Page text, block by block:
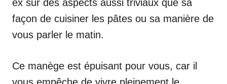
ex sur des aspects aussi triviaux que sa
façon de cuisiner les pâtes ou sa manière de
vous parler le matin.
Ce manège est épuisant pour vous, car il